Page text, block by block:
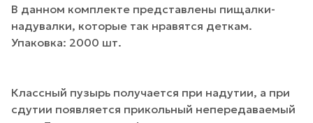
В данном комплекте представлены пищалки-
надувалки, которые так нравятся деткам.
Упаковка: 2000 шт.
Классный пузырь получается при надутии, а при
сдутии появляется прикольный непередаваемый